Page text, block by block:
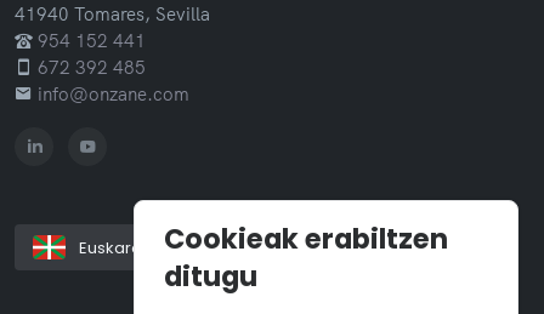
41940 Tomares, Sevilla
954 152 441
672 392 485
info@onzane.com
Euskara
Cookieak erabiltzen
ditugu